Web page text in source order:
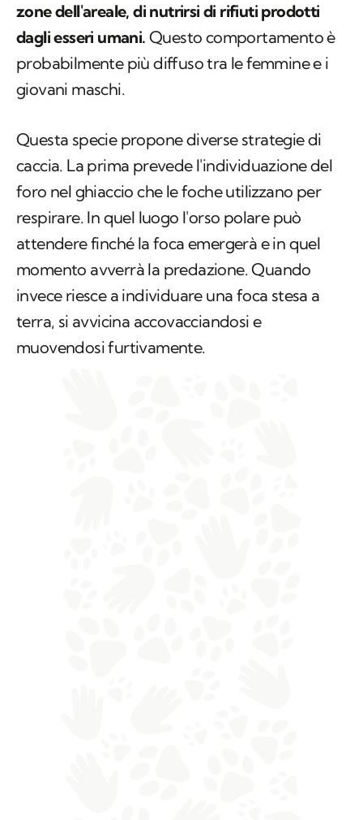
zone dell'areale, di nutrirsi di rifiuti prodotti
dagli esseri umani. Questo comportamento è
probabilmente più diffuso tra le femmine e i
giovani maschi.
Questa specie propone diverse strategie di
caccia. La prima prevede l'individuazione del
foro nel ghiaccio che le foche utilizzano per
respirare. In quel luogo l'orso polare può
attendere finché la foca emergerà e in quel
momento avverrà la predazione. Quando
invece riesce a individuare una foca stesa a
terra, si avvicina accovacciandosi e
muovendosi furtivamente.